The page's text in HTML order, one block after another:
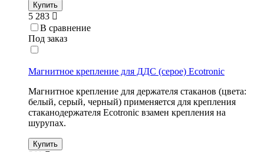
Купить
5 283
В сравнение
Под заказ
Магнитное крепление для ДДС (серое) Ecotronic
Магнитное крепление для держателя стаканов (цвета:
белый, серый, черный) применяется для крепления
стаканодержателя Ecotronic взамен крепления на
шурупах.
Купить